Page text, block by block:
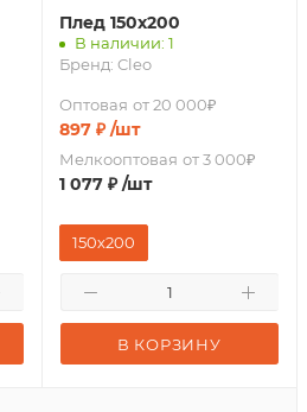
Плед 150х200
В наличии: 1
Бренд: Cleo
Оптовая от 20 000₽
897₽ /шт
Мелкооптовая от 3 000₽
1 077₽ /шт
В КОРЗИНУ
150х200